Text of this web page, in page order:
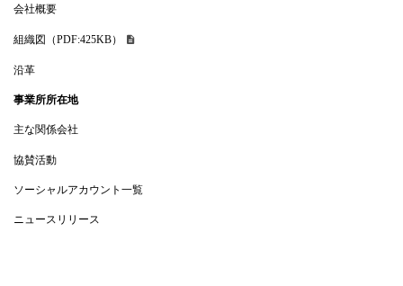
会社概要
組織図（PDF:425KB）
沿革
事業所所在地
主な関係会社
協賛活動
ソーシャルアカウント一覧
ニュースリリース